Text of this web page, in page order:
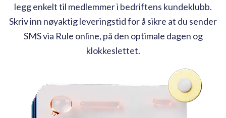
legg enkelt til medlemmer i bedriftens kundeklubb.
Skriv inn nøyaktig leveringstid for å sikre at du sender
SMS via Rule online, på den optimale dagen og
klokkeslettet.